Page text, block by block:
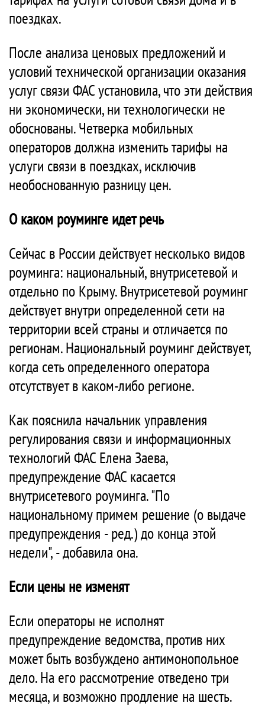
поездках.
После анализа ценовых предложений и
условий технической организации оказания
услуг связи ФАС установила, что эти действия
ни экономически, ни технологически не
обоснованы. Четверка мобильных
операторов должна изменить тарифы на
услуги связи в поездках, исключив
необоснованную разницу цен.
О каком роуминге идет речь
Сейчас в России действует несколько видов
роуминга: национальный, внутрисетевой и
отдельно по Крыму. Внутрисетевой роуминг
действует внутри определенной сети на
территории всей страны и отличается по
регионам. Национальный роуминг действует,
когда сеть определенного оператора
отсутствует в каком-либо регионе.
Как пояснила начальник управления
регулирования связи и информационных
технологий ФАС Елена Заева,
предупреждение ФАС касается
внутрисетевого роуминга. "По
национальному примем решение (о выдаче
предупреждения - ред.) до конца этой
недели", - добавила она.
Если цены не изменят
Если операторы не исполнят
предупреждение ведомства, против них
может быть возбуждено антимонопольное
дело. На его рассмотрение отведено три
месяца, и возможно продление на шесть.